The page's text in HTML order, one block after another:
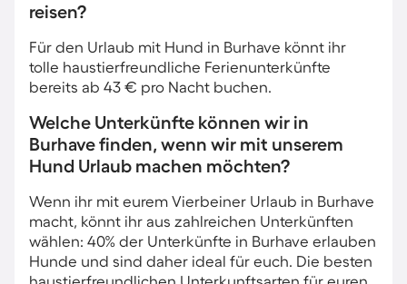
reisen?
Für den Urlaub mit Hund in Burhave könnt ihr
tolle haustierfreundliche Ferienunterkünfte
bereits ab 43 € pro Nacht buchen.
Welche Unterkünfte können wir in
Burhave finden, wenn wir mit unserem
Hund Urlaub machen möchten?
Wenn ihr mit eurem Vierbeiner Urlaub in Burhave
macht, könnt ihr aus zahlreichen Unterkünften
wählen: 40% der Unterkünfte in Burhave erlauben
Hunde und sind daher ideal für euch. Die besten